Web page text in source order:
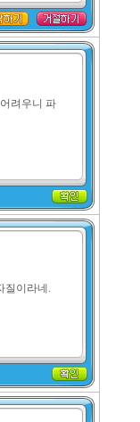
려우니 파
질이라네.